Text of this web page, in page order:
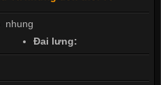
Đai lưng: